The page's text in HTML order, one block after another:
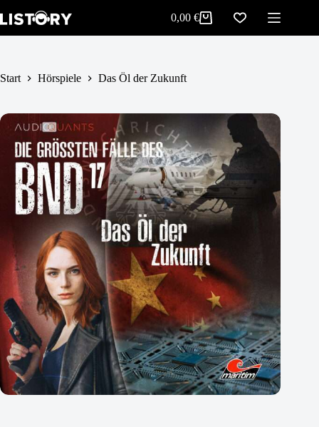
Inhalt 5,99 € In den Warenkorb
Warenkorb
0,00€
Start Hörspiele Das Öl der Zukunft